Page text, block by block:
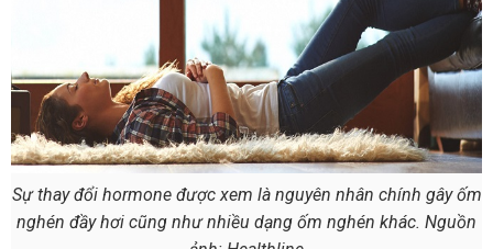
Sự thay đổi hormone được xem là nguyên nhân chính gây ốm
nghén đầy hơi cũng như nhiều dạng ốm nghén khác. Nguồn